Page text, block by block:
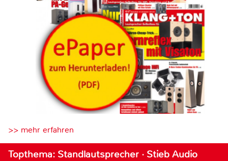
>> mehr erfahren
Topthema: Standlautsprecher · Stieb Audio